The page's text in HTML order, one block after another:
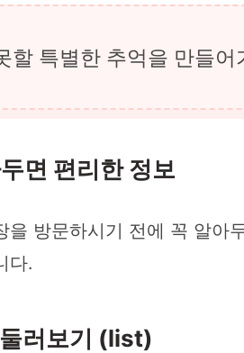
할 특별한 추억을 만들어
면 편리한 정보
을 방문하시기 전에 꼭 알아
다.
러보기 (list)